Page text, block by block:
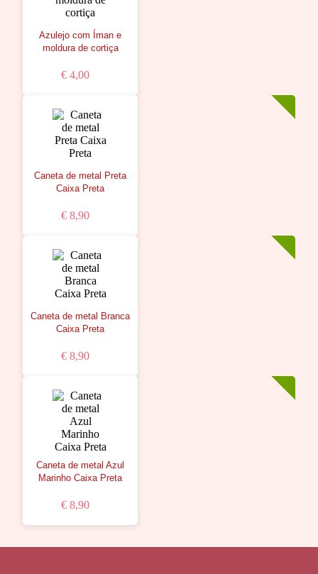
Azulejo com Íman e
moldura de cortiça
€ 4,00
Caneta de metal Preta
Caixa Preta
€ 8,90
Caneta de metal Branca
Caixa Preta
€ 8,90
Caneta de metal Azul
Marinho Caixa Preta
€ 8,90